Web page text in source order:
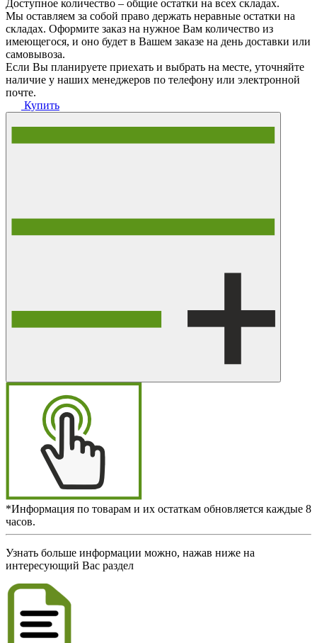
Доступное количество – общие остатки на всех складах.
Мы оставляем за собой право держать неравные остатки на
складах. Оформите заказ на нужное Вам количество из
имеющегося, и оно будет в Вашем заказе на день доставки или
самовывоза.
Если Вы планируете приехать и выбрать на месте, уточняйте
наличие у наших менеджеров по телефону или электронной
почте.
Купить
*Информация по товарам и их остаткам обновляется каждые 8
часов.
Узнать больше информации можно, нажав ниже на
интересующий Вас раздел